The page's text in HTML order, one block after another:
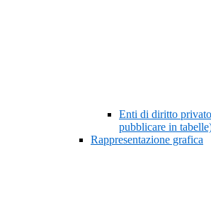
Enti di diritto
pubblicare in
Rappresentazione grafica